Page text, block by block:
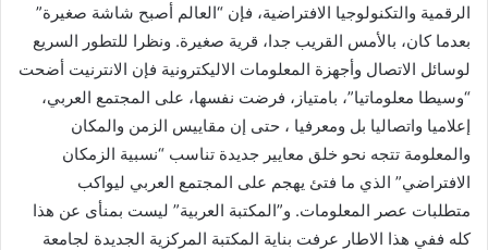
الرقمية والتكنولوجيا الافتراضية، فإن “العالم أصبح شاشة صغيرة”
بعدما كان، بالأمس القريب جدا، قرية صغيرة. ونظرا للتطور السريع
لوسائل الاتصال وأجهزة المعلومات الاليكترونية فإن الانترنيت أضحت
“وسيطا معلوماتيا”، بامتياز، فرضت نفسها، على المجتمع العربي،
إعلاميا واتصاليا بل ومعرفيا ، حتى إن مقاييس الزمن والمكان
والمعلومة تتجه نحو خلق معايير جديدة تناسب “نسبية الزمكان
الافتراضي” الذي ما فتئ يهجم على المجتمع العربي ليواكب
متطلبات عصر المعلومات. و”المكتبة العربية” ليست بمنأى عن هذا
كله ففي هذا الاطار عرفت بناية المكتبة المركزية الجديدة لجامعة